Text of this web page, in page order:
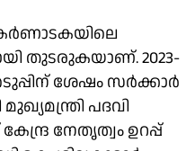
തുടരുകയാണ്. 2023-
ശേഷം സര്‍ക്കാര്‍
മുഖ്യമന്ത്രി പദവി
നേതൃത്വം ഉറപ്പ്